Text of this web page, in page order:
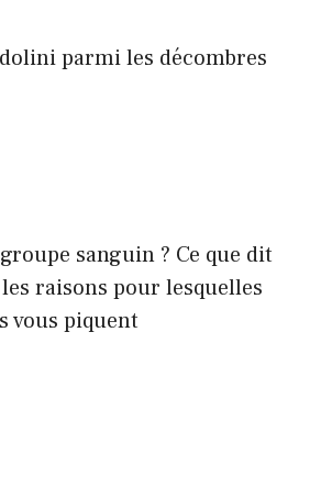
parmi les décombres
sanguin ? Ce que dit
raisons pour lesquelles
vous piquent